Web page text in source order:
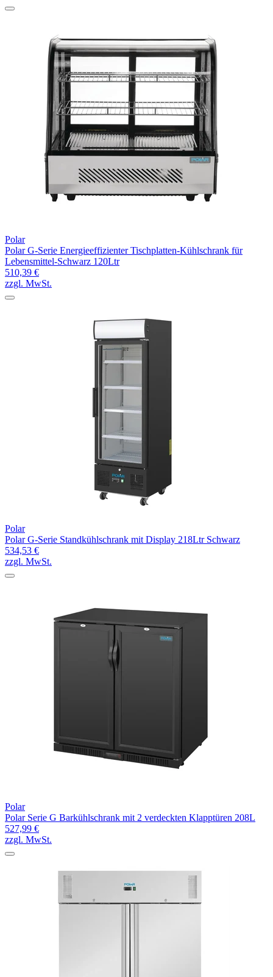
Polar
Polar G-Serie Energieeffizienter Tischplatten-Kühlschrank für
Lebensmittel-Schwarz 120Ltr
510,39 €
zzgl. MwSt.
Polar
Polar G-Serie Standkühlschrank mit Display 218Ltr Schwarz
534,53 €
zzgl. MwSt.
Polar
Polar Serie G Barkühlschrank mit 2 verdeckten Klapptüren 208L
527,99 €
zzgl. MwSt.